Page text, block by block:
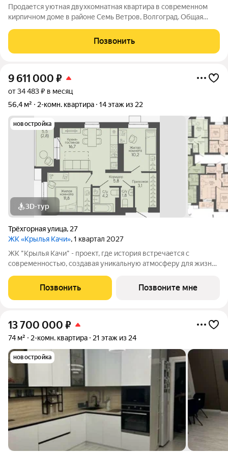
Продается уютная двухкомнатная квартира в современном
кирпичном доме в районе Семь Ветров, Волгоград. Общая
этажного дома,
Позвонить
9 611 000 ₽
от 34 483 ₽ в месяц
56,4 м²
2-комн. квартира 14 этаж из 22
новостройка
3D-тур
Трёхгорная улица, 27
ЖК «Крылья Качи», 1 квартал 2027
ЖК "Крылья Качи" - проект, где история встречается с
современностью, создавая уникальную атмосферу для жизни.
Дзержинского района Волгограда - в микрорайоне Кача, по
адресу ул. Трехгорная, 27 и
Позвонить Позвоните мне
13 700 000 ₽
74 м² 2-комн. квартира 21 этаж из 24
новостройка